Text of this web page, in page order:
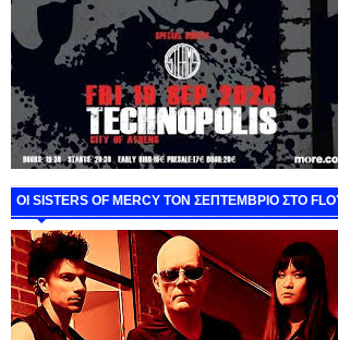
ΟΙ SISTERS OF MERCY ΤΟΝ ΣΕΠΤΕΜΒΡΙΟ ΣΤΟ